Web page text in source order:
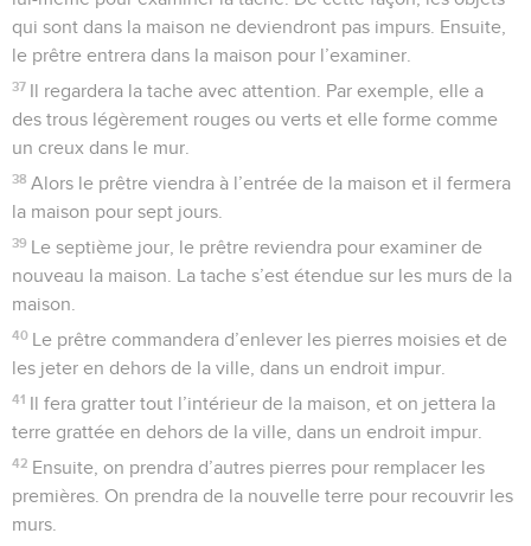
qui sont dans la maison ne deviendront pas impurs. Ensuite,
le prêtre entrera dans la maison pour l’examiner.
37 Il regardera la tache avec attention. Par exemple, elle a
des trous légèrement rouges ou verts et elle forme comme
un creux dans le mur.
38 Alors le prêtre viendra à l’entrée de la maison et il fermera
la maison pour sept jours.
39 Le septième jour, le prêtre reviendra pour examiner de
nouveau la maison. La tache s’est étendue sur les murs de la
maison.
40 Le prêtre commandera d’enlever les pierres moisies et de
les jeter en dehors de la ville, dans un endroit impur.
41 Il fera gratter tout l’intérieur de la maison, et on jettera la
terre grattée en dehors de la ville, dans un endroit impur.
42 Ensuite, on prendra d’autres pierres pour remplacer les
premières. On prendra de la nouvelle terre pour recouvrir les
murs.